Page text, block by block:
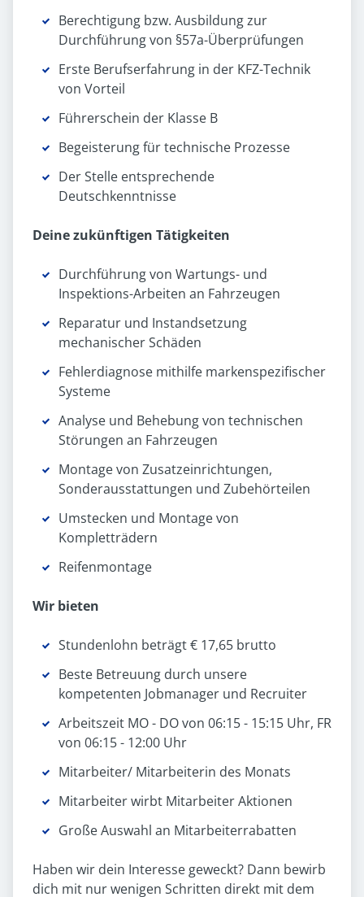
Berechtigung bzw. Ausbildung zur
Durchführung von §57a-Überprüfungen
Erste Berufserfahrung in der KFZ-Technik
von Vorteil
Führerschein der Klasse B
Begeisterung für technische Prozesse
Der Stelle entsprechende
Deutschkenntnisse
Deine zukünftigen Tätigkeiten
Durchführung von Wartungs- und
Inspektions-Arbeiten an Fahrzeugen
Reparatur und Instandsetzung
mechanischer Schäden
Fehlerdiagnose mithilfe markenspezifischer
Systeme
Analyse und Behebung von technischen
Störungen an Fahrzeugen
Montage von Zusatzeinrichtungen,
Sonderausstattungen und Zubehörteilen
Umstecken und Montage von
Kompletträdern
Reifenmontage
Wir bieten
Stundenlohn beträgt € 17,65 brutto
Beste Betreuung durch unsere
kompetenten Jobmanager und Recruiter
Arbeitszeit MO - DO von 06:15 - 15:15 Uhr, FR
von 06:15 - 12:00 Uhr
Mitarbeiter/ Mitarbeiterin des Monats
Mitarbeiter wirbt Mitarbeiter Aktionen
Große Auswahl an Mitarbeiterrabatten
Haben wir dein Interesse geweckt? Dann bewirb
dich mit nur wenigen Schritten direkt mit dem